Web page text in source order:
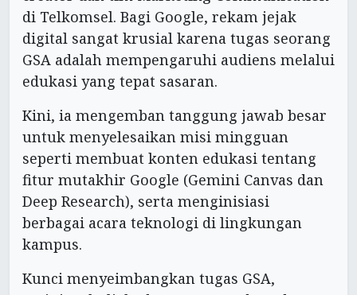
di Telkomsel. Bagi Google, rekam jejak
digital sangat krusial karena tugas seorang
GSA adalah mempengaruhi audiens melalui
edukasi yang tepat sasaran.
Kini, ia mengemban tanggung jawab besar
untuk menyelesaikan misi mingguan
seperti membuat konten edukasi tentang
fitur mutakhir Google (Gemini Canvas dan
Deep Research), serta menginisiasi
berbagai acara teknologi di lingkungan
kampus.
Kunci menyeimbangkan tugas GSA,